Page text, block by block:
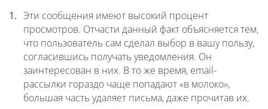
Эти сообщения имеют высокий процент
просмотров. Отчасти данный факт объясняется тем,
что пользователь сам сделал выбор в вашу пользу,
согласившись получать уведомления. Он
заинтересован в них. В то же время, email-
рассылки гораздо чаще попадают «в молоко»,
большая часть удаляет письма, даже прочитав их.